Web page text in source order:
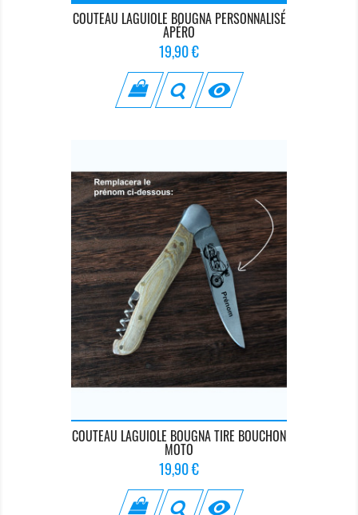
COUTEAU LAGUIOLE BOUGNA PERSONNALISÉ
APÉRO
Prix
19,90 €

COUTEAU LAGUIOLE BOUGNA TIRE BOUCHON
MOTO
Prix
19,90 €
